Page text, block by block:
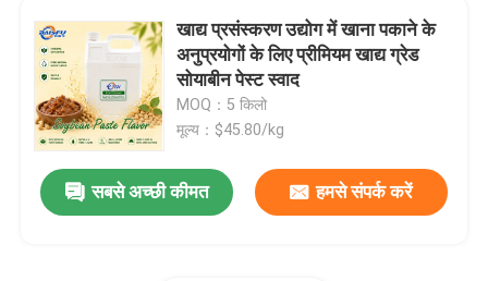
खाद्य प्रसंस्करण उद्योग में खाना पकाने के
अनुप्रयोगों के लिए प्रीमियम खाद्य ग्रेड
सोयाबीन पेस्ट स्वाद
MOQ：5 किलो
मूल्य：$45.80/kg
सबसे अच्छी कीमत हमसे संपर्क करें